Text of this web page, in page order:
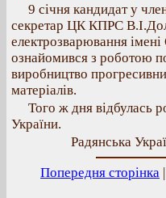
9 січня кандидат у
секретар ЦК КПРС
електрозварювання
ознайомився з роботою
виробництво
матеріалів.
Того ж дня відбулась
України.
Радянська
Попередня сторінка |